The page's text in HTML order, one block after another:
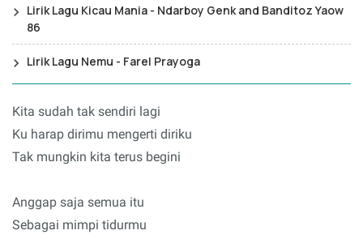
Lirik Lagu Kicau Mania - Ndarboy Genk and Banditoz Yaow
86
Lirik Lagu Nemu - Farel Prayoga
Kita sudah tak sendiri lagi
Ku harap dirimu mengerti diriku
Tak mungkin kita terus begini
Anggap saja semua itu
Sebagai mimpi tidurmu